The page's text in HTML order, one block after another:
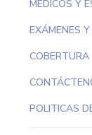
MÉDICOS Y
EXÁMENES
COBERTURA
POLITICAS